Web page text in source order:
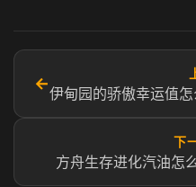
←
伊甸园的骄傲幸运值
下
方舟生存进化汽油怎